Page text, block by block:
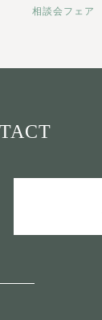
相談会フェア